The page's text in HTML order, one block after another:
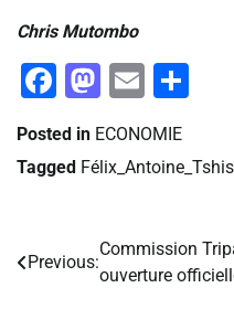
Chris Mutombo
Facebook
Email
Posted in ECONOMIE
Tagged
Navigation
Previous:
Commission
ouverture